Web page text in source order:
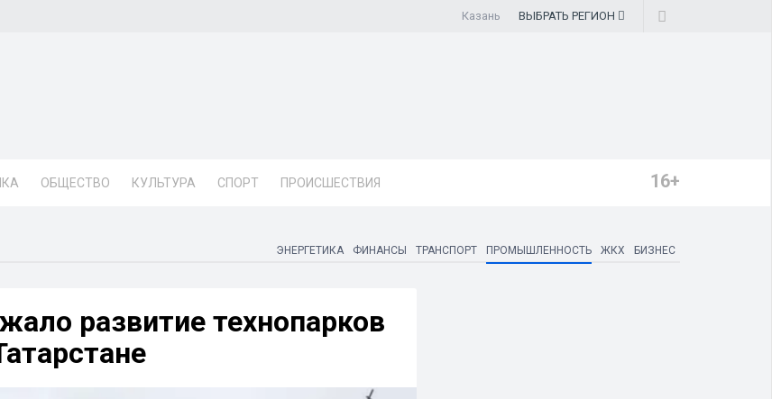
Казань ВЫБРАТЬ РЕГИОН
ОБЩЕСТВО КУЛЬТУРА СПОРТ ПРОИСШЕСТВИЯ 16+
ЭНЕРГЕТИКА ФИНАНСЫ ТРАНСПОРТ ПРОМЫШЛЕННОСТЬ ЖКХ БИЗНЕС
развитие технопарков